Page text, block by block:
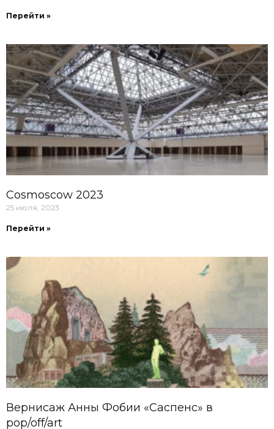
Перейти »
Cosmoscow 2023
25 июля, 2023
Перейти »
Вернисаж Анны Фобии «Саспенс» в
pop/off/art